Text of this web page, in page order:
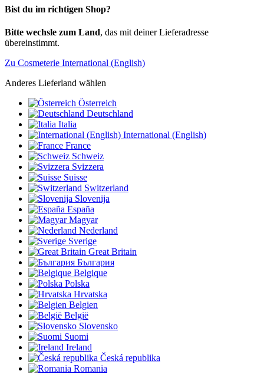
Bist du im richtigen Shop?
Bitte wechsle zum Land, das mit deiner Lieferadresse
übereinstimmt.
Zu Cosmeterie International (English)
Anderes Lieferland wählen
Österreich
Deutschland
Italia
International (English)
France
Schweiz
Svizzera
Suisse
Switzerland
Slovenija
España
Magyar
Nederland
Sverige
Great Britain
България
Belgique
Polska
Hrvatska
Belgien
België
Slovensko
Suomi
Ireland
Česká republika
Romania